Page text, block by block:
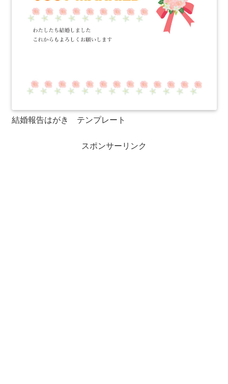
結婚報告はがき テンプレート
スポンサーリンク